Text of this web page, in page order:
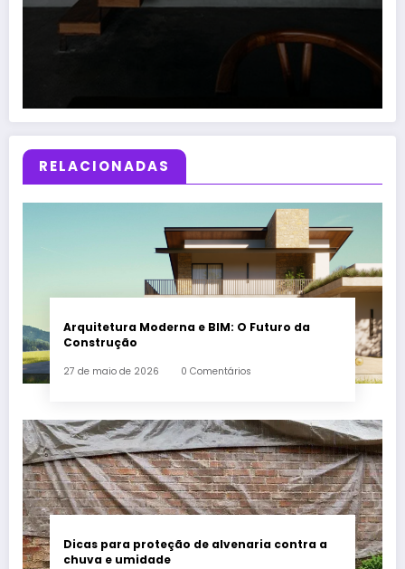
RELACIONADAS
Arquitetura Moderna e BIM: O Futuro da
Construção
27 de maio de 2026 0 Comentários
Dicas para proteção de alvenaria contra a
chuva e umidade